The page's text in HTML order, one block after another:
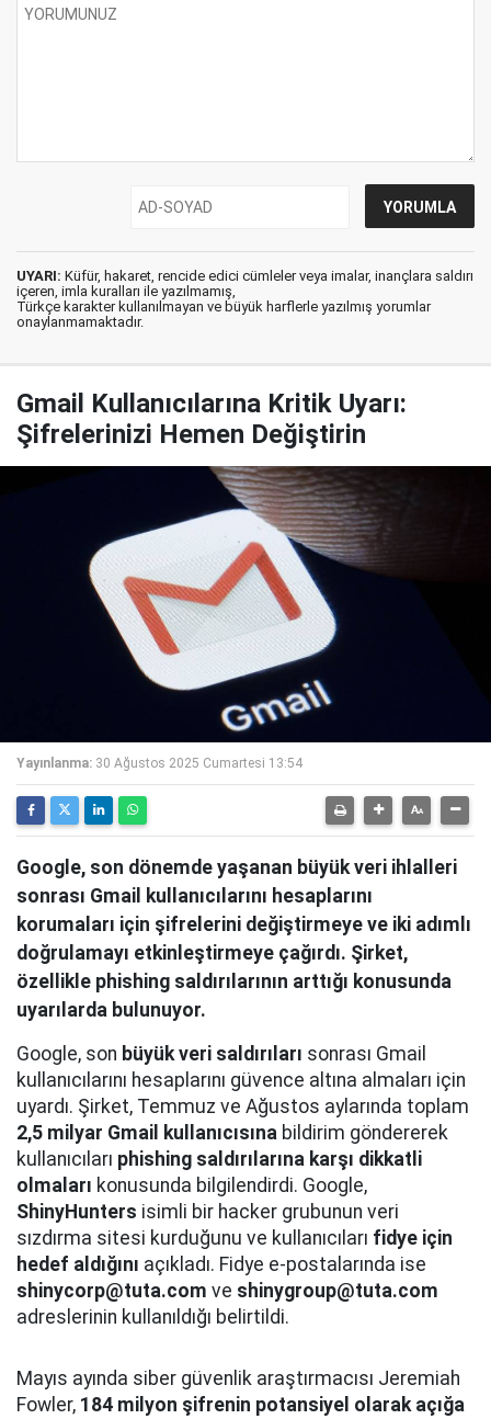
UYARI: Küfür, hakaret, rencide edici cümleler veya imalar, inançlara saldırı
içeren, imla kuralları ile yazılmamış,
Türkçe karakter kullanılmayan ve büyük harflerle yazılmış yorumlar
onaylanmamaktadır.
Gmail Kullanıcılarına Kritik Uyarı:
Şifrelerinizi Hemen Değiştirin
Yayınlanma: 30 Ağustos 2025 Cumartesi 13:54
Google, son dönemde yaşanan büyük veri ihlalleri
sonrası Gmail kullanıcılarını hesaplarını
korumaları için şifrelerini değiştirmeye ve iki adımlı
doğrulamayı etkinleştirmeye çağırdı. Şirket,
özellikle phishing saldırılarının arttığı konusunda
uyarılarda bulunuyor.
Google, son büyük veri saldırıları sonrası Gmail
kullanıcılarını hesaplarını güvence altına almaları için
uyardı. Şirket, Temmuz ve Ağustos aylarında toplam
2,5 milyar Gmail kullanıcısına bildirim göndererek
kullanıcıları phishing saldırılarına karşı dikkatli
olmaları konusunda bilgilendirdi. Google,
ShinyHunters isimli bir hacker grubunun veri
sızdırma sitesi kurduğunu ve kullanıcıları fidye için
hedef aldığını açıkladı. Fidye e-postalarında ise
shinycorp@tuta.com ve shinygroup@tuta.com
adreslerinin kullanıldığı belirtildi.
Mayıs ayında siber güvenlik araştırmacısı Jeremiah
Fowler, 184 milyon şifrenin potansiyel olarak açığa